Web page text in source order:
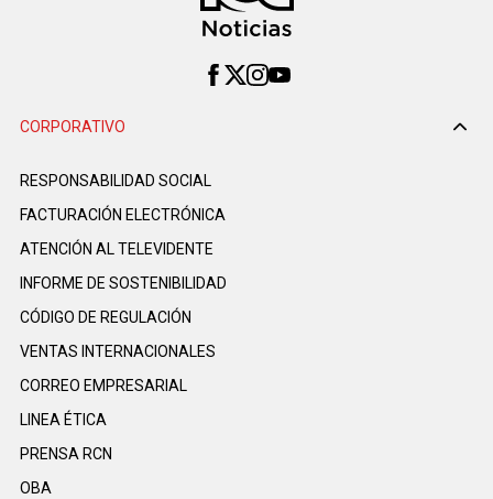
CORPORATIVO
RESPONSABILIDAD SOCIAL
FACTURACIÓN ELECTRÓNICA
ATENCIÓN AL TELEVIDENTE
INFORME DE SOSTENIBILIDAD
CÓDIGO DE REGULACIÓN
VENTAS INTERNACIONALES
CORREO EMPRESARIAL
LINEA ÉTICA
PRENSA RCN
OBA